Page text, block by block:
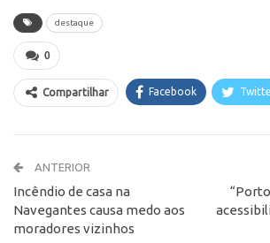
destaque
0
Compartilhar Facebook
ANTERIOR
Incêndio de casa na
Navegantes causa medo aos
moradores vizinhos